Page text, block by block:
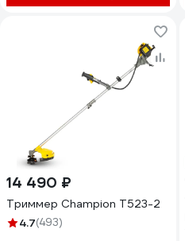
14 490 ₽
Триммер Champion Т523-2
4.7(493)